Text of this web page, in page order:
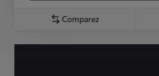
Comparez